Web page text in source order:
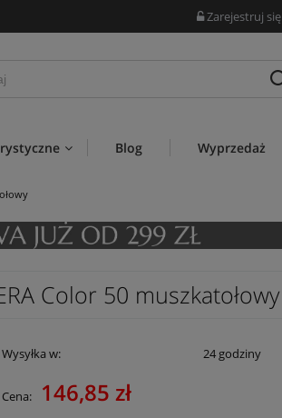
Zarejestruj się
Blog Wyprzedaż
Color 50 muszkatołowy
Wysyłka w: 24 godziny
Cena: 146,85 zł